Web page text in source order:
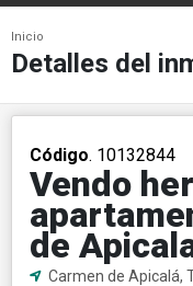
Inicio
Detalles del
Código. 10132844
Vendo
de
Carmen de Apicalá,